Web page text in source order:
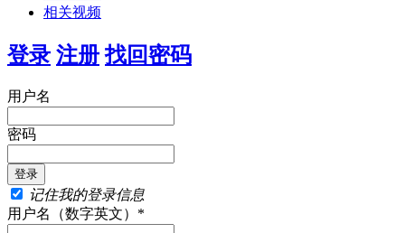
相关视频
登录 注册 找回密码
用户名
密码
记住我的登录信息
用户名（数字英文）*